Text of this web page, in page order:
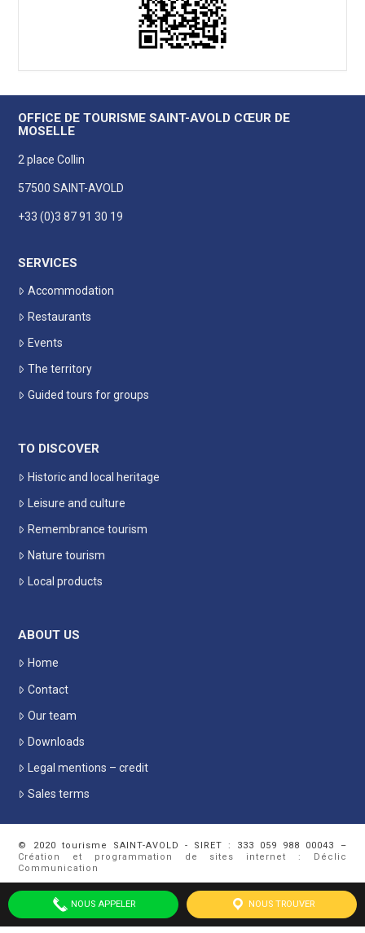
OFFICE DE TOURISME SAINT-AVOLD CŒUR DE
MOSELLE
2 place Collin
57500 SAINT-AVOLD
+33 (0)3 87 91 30 19
SERVICES
Accommodation
Restaurants
Events
The territory
Guided tours for groups
TO DISCOVER
Historic and local heritage
Leisure and culture
Remembrance tourism
Nature tourism
Local products
ABOUT US
Home
Contact
Our team
Downloads
Legal mentions – credit
Sales terms
© 2020 tourisme SAINT-AVOLD - SIRET : 333 059 988 00043 –
Création et programmation de sites internet : Déclic
Communication
NOUS APPELER NOUS TROUVER